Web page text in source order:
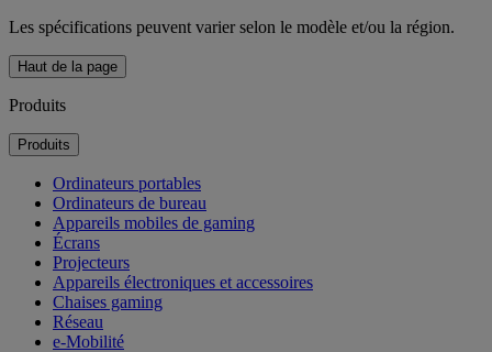
Les spécifications peuvent varier selon le modèle et/ou la région.
Haut de la page
Produits
Produits
Ordinateurs portables
Ordinateurs de bureau
Appareils mobiles de gaming
Écrans
Projecteurs
Appareils électroniques et accessoires
Chaises gaming
Réseau
e-Mobilité